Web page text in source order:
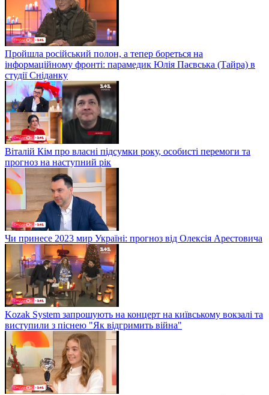
Пройшла російський полон, а тепер бореться на
інформаційному фронті: парамедик Юлія Паєвська (Тайра) в
студії Сніданку
Віталій Кім про власні підсумки року, особисті перемоги та
прогноз на наступний рік
Чи принесе 2023 мир Україні: прогноз від Олексія Арестовича
Kozak System запрошують на концерт на київському вокзалі та
виступили з піснею "Як відгримить війна"